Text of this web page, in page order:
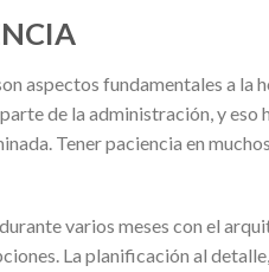
aspectos fundamentales a la
de la administración, y eso
Tener paciencia en
varios meses con el
La planificación al